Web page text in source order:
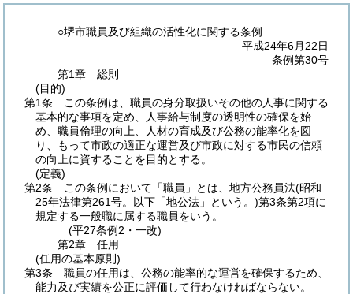
○堺市職員及び組織の活性化に関する条例
平成24年6月22日
条例第30号
第1章
総則
(目的)
第1条
この条例は、職員の身分取扱いその他の人事に関する
基本的な事項を定め、人事給与制度の透明性の確保を始
め、職員倫理の向上、人材の育成及び公務の能率化を図
り、もって市政の適正な運営及び市政に対する市民の信頼
の向上に資することを目的とする。
(定義)
第2条
この条例において「職員」とは、地方公務員法(昭和
25年法律第261号。以下「地公法」という。)第3条第2項に
規定する一般職に属する職員をいう。
(平27条例2・一改)
第2章
任用
(任用の基本原則)
第3条
職員の任用は、公務の能率的な運営を確保するため、
能力及び実績を公正に評価して行わなければならない。